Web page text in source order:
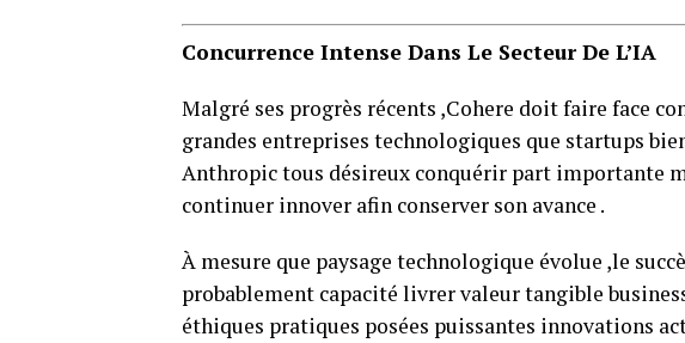
Concurrence Intense Dans Le Secteur De L’IA
Malgré ses progrès récents ,Cohere doit faire face
grandes entreprises technologiques que startups
Anthropic tous désireux conquérir part importante
continuer innover afin conserver son avance .
À mesure que paysage technologique évolue ,le
probablement capacité livrer valeur tangible
éthiques pratiques posées puissantes innovations